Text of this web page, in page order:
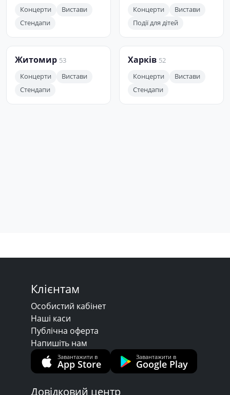
Концерти
Вистави
Стендапи
Концерти
Вистави
Події для дітей
Житомир 53
Концерти
Вистави
Стендапи
Харків 52
Концерти
Вистави
Стендапи
Клієнтам
Особистий кабінет
Наші каси
Публічна оферта
Напишіть нам
Завантажити в
App Store
Завантажити в
Google Play
Довідковий центр